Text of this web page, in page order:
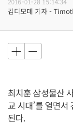
김디모데 기자 -
최치훈 삼성물산
교 시대’를 열면
된다.